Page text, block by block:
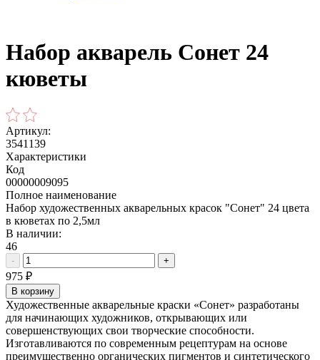
Набор акварель Сонет 24
кюветы
Артикул:
3541139
Характеристики
Код
00000009095
Полное наименование
Набор художественных акварельных красок "Сонет" 24 цвета
в кюветах по 2,5мл
В наличии:
46
- +
975 ₽
В корзину
Художественные акварельные краски «Сонет» разработаны
для начинающих художников, открывающих или
совершенствующих свои творческие способности.
Изготавливаются по современным рецептурам на основе
преимущественно органических пигментов и синтетического